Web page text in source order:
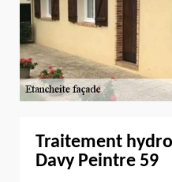
Traitement
Davy Peintre 59